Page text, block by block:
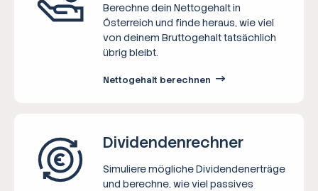
Berechne dein Nettogehalt in
Österreich und finde heraus, wie viel
von deinem Bruttogehalt tatsächlich
übrig bleibt.
Nettogehalt berechnen
Dividenden­rechner
Simuliere mögliche Dividendenerträge
und berechne, wie viel passives